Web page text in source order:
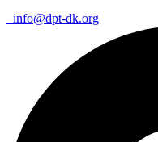
info@dpt-dk.org